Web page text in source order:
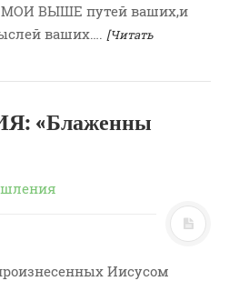
ВЫШЕ путей ваших,и
ваших….
[Читать
«Блаженны
Иисусом